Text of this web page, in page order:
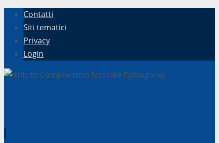
Contatti
Siti tematici
Privacy
Login